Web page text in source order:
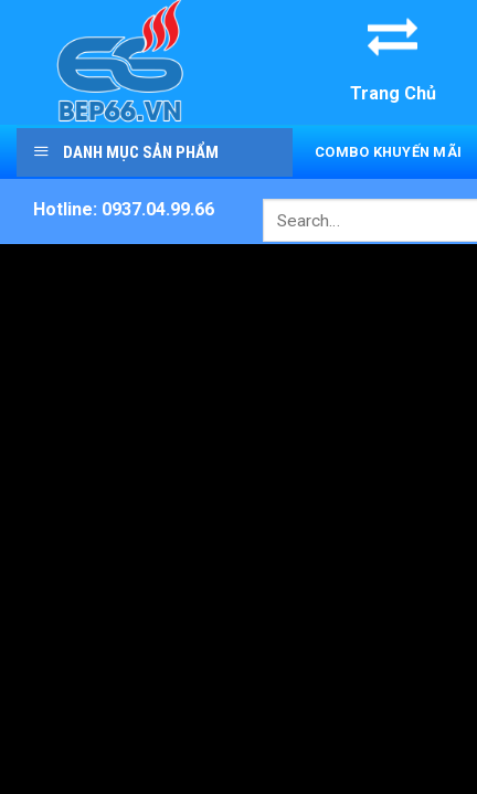
content
Trang Chủ
DANH MỤC SẢN PHẨM COMBO KHUYẾN MÃI
Hotline: 0937.04.99.66
Search
for: